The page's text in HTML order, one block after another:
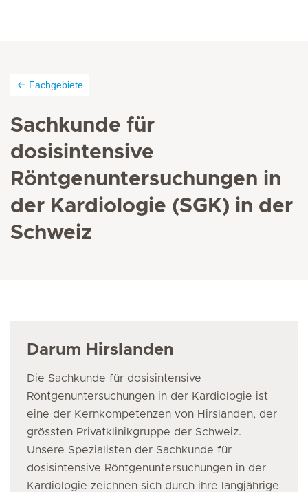
Fachgebiete
Sachkunde für
dosisintensive
Röntgenuntersuchungen in
der Kardiologie (SGK) in der
Schweiz
Darum Hirslanden
Die Sachkunde für dosisintensive
Röntgenuntersuchungen in der Kardiologie ist
eine der Kernkompetenzen von Hirslanden, der
grössten Privatklinikgruppe der Schweiz.
Unsere Spezialisten der Sachkunde für
dosisintensive Röntgenuntersuchungen in der
Kardiologie zeichnen sich durch ihre langjährige